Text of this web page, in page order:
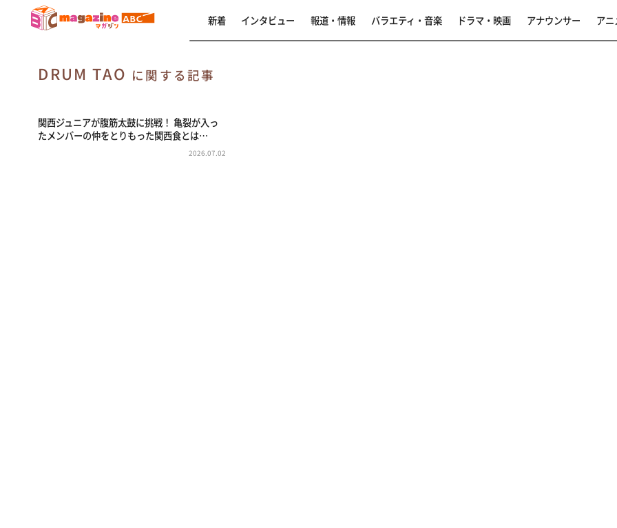
新着 インタビュー 報道・情報 バラエティ・音楽 ドラマ・映画 アナウンサー アニ
DRUM TAO に関する記事
関西ジュニアが腹筋太鼓に挑戦！ 亀裂が入っ
たメンバーの仲をとりもった関西食とは…
2026.07.02